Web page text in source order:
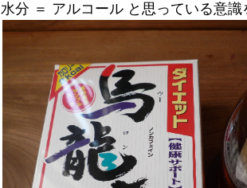
水分 ＝ アルコール と思っている意